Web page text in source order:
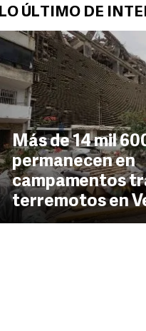
LO ÚLTIMO DE
Más de 14 mil
permanecen en
campamentos
terremotos en